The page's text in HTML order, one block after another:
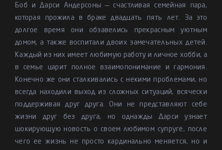
Боб и Дарси Андерсоны — счастливая семейная пара,
которая прожила в браке двадцать пять лет. За это
долгое время они обзавелись прекрасным уютным
домом, а также воспитали двоих замечательных детей.
Каждый из них имеет любимую работу и личное хобби, а
в семье царит полное взаимопонимание и гармония.
Конечно же они сталкивались с некими проблемами, но
всегда находили выход из сложных ситуаций, всячески
поддерживая друг друга. Они не представляют себе
жизни друг без друга, но однажды Дарси узнает
шокирующую новость о своем любимом супруге, после
чего ее жизнь не просто кардинально меняется, но и